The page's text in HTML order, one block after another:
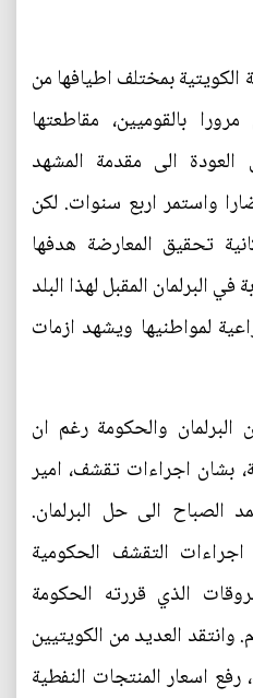
بمختلف اطيافها من
مرورا بالقوميين، مقاطعتها
الى مقدمة المشهد
واستمر اربع سنوات. لكن
تحقيق المعارضة هدفها
البرلمان المقبل لهذا البلد
لمواطنيها ويشهد ازمات
والحكومة رغم ان
بشان اجراءات تقشف، امير
الصباح الى حل البرلمان.
التقشف الحكومية
الذي قررته الحكومة
وانتقد العديد من الكويتيين
اسعار المنتجات النفطية